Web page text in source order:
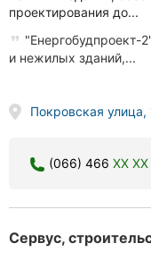
проектирования до...
"Енергобудпроект-
и нежилых зданий,...
Покровская
(066) 466 XX XX
Сервус,